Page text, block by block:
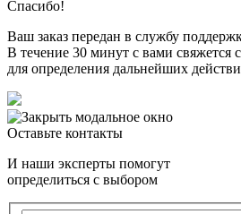
Спасибо!
Ваш заказ передан в службу
В течение 30 минут с вами свяжется
для определения дальнейших
Оставьте контакты
И наши эксперты помогут
определиться с выбором